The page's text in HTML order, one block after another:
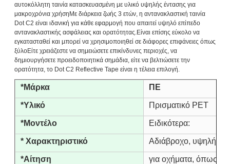
αυτοκόλλητη ταινία κατασκευασμένη με υλικό υψηλής έντασης για
μακροχρόνια χρήσηΜε διάρκεια ζωής 3 ετών, η αντανακλαστική ταινία
Dot C2 είναι ιδανική για κάθε εφαρμογή που απαιτεί υψηλό επίπεδο
αντανακλαστικής ασφάλειας και ορατότητας.Είναι επίσης εύκολο να
εγκατασταθεί και μπορεί να χρησιμοποιηθεί σε διάφορες επιφάνειες όπως
ξύλοΕίτε χρειάζεστε να σημειώσετε επικίνδυνες περιοχές, να
δημιουργήσετε προειδοποιητικά σημάδια, είτε να βελτιώσετε την
ορατότητα, το Dot C2 Reflective Tape είναι η τέλεια επιλογή.
*Μάρκα ΠΕ
*Υλικό Πρισματικό PET
*Μοντέλο Ειδικότερα:
* Χαρακτηριστικό Αδιάβροχο, υψηλή
*Αίτηση για οχήματα, όπως